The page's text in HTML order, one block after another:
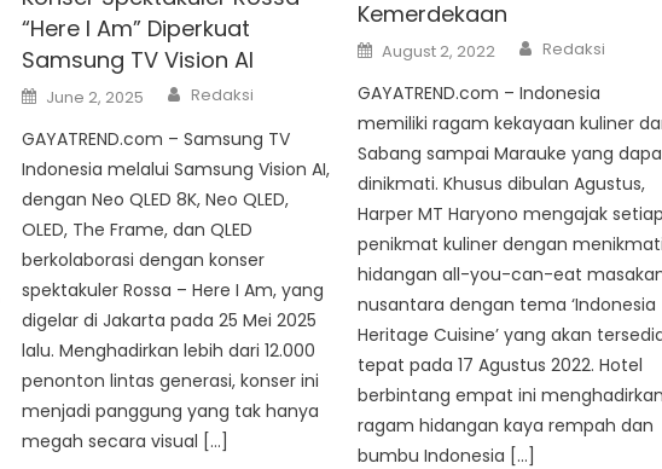
“Here I Am” Diperkuat
Samsung TV Vision AI
Posted
on
June 2, 2025 Author
Redaksi
GAYATREND.com – Samsung TV
Indonesia melalui Samsung Vision AI,
dengan Neo QLED 8K, Neo QLED,
OLED, The Frame, dan QLED
berkolaborasi dengan konser
spektakuler Rossa – Here I Am, yang
digelar di Jakarta pada 25 Mei 2025
lalu. Menghadirkan lebih dari 12.000
penonton lintas generasi, konser ini
menjadi panggung yang tak hanya
megah secara visual […]
Kemerdekaan
Posted
on
August 2, 2022 Author
Redaksi
GAYATREND.com – Indonesia
memiliki ragam kekayaan kuliner
Sabang sampai Marauke yang
dinikmati. Khusus dibulan Agustus,
Harper MT Haryono mengajak
penikmat kuliner dengan
hidangan all-you-can-eat
nusantara dengan tema ‘Indonesia
Heritage Cuisine’ yang akan
tepat pada 17 Agustus 2022. Hotel
berbintang empat ini
ragam hidangan kaya rempah dan
bumbu Indonesia […]